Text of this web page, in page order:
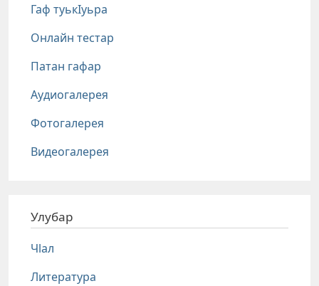
Гаф туькIуьра
Онлайн тестар
Патан гафар
Аудиогалерея
Фотогалерея
Видеогалерея
Улубар
Чlал
Литература